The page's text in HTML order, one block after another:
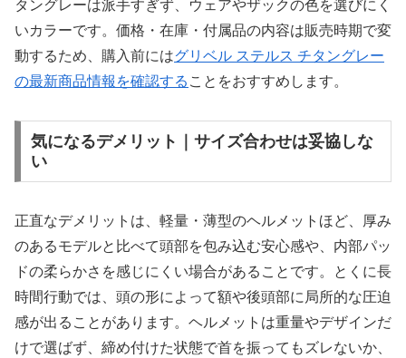
タングレーは派手すぎず、ウェアやザックの色を選びにく
いカラーです。価格・在庫・付属品の内容は販売時期で変
動するため、購入前にはグリベル ステルス チタングレー
の最新商品情報を確認する ことをおすすめします。
気になるデメリット｜サイズ合わせは妥協しな
い
正直なデメリットは、軽量・薄型のヘルメットほど、厚み
のあるモデルと比べて頭部を包み込む安心感や、内部パッ
ドの柔らかさを感じにくい場合があることです。とくに長
時間行動では、頭の形によって額や後頭部に局所的な圧迫
感が出ることがあります。ヘルメットは重量やデザインだ
けで選ばず、締め付けた状態で首を振ってもズレないか、